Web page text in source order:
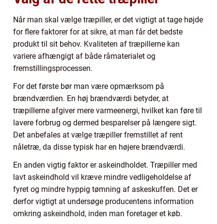
Når man skal vælge træpiller, er det vigtigt at tage højde
for flere faktorer for at sikre, at man får det bedste
produkt til sit behov. Kvaliteten af træpillerne kan
variere afhængigt af både råmaterialet og
fremstillingsprocessen.
For det første bør man være opmærksom på
brændværdien. En høj brændværdi betyder, at
træpillerne afgiver mere varmeenergi, hvilket kan føre til
lavere forbrug og dermed besparelser på længere sigt.
Det anbefales at vælge træpiller fremstillet af rent
nåletræ, da disse typisk har en højere brændværdi.
En anden vigtig faktor er askeindholdet. Træpiller med
lavt askeindhold vil kræve mindre vedligeholdelse af
fyret og mindre hyppig tømning af askeskuffen. Det er
derfor vigtigt at undersøge producentens information
omkring askeindhold, inden man foretager et køb.